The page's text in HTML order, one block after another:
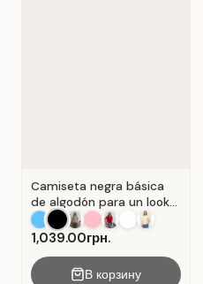
Camiseta negra básica
de algodón para un look
casual . Negro.
1,039.00грн.
В корзину